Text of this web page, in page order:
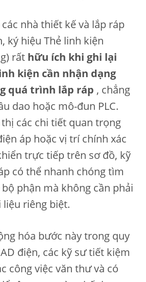
nhà thiết kế và lắp ráp
ký hiệu Thẻ linh kiện
rất hữu ích khi ghi lại
kiện cần nhận dạng
quá trình lắp ráp , chẳng
dao hoặc mô-đun PLC.
các chi tiết quan trọng
áp hoặc vị trí chính xác
trực tiếp trên sơ đồ, kỹ
có thể nhanh chóng tìm
phận mà không cần phải
liệu riêng biệt.
hóa bước này trong quy
điện, các kỹ sư tiết kiệm
công việc văn thư và có